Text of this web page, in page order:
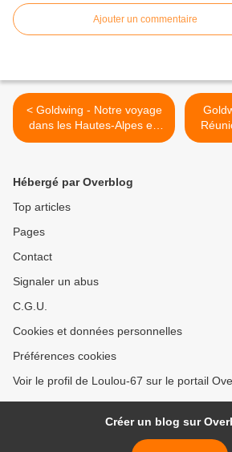
Ajouter un commentaire
< Goldwing - Notre voyage
dans les Hautes-Alpes en
Goldwing 1800 et Varadero
Hébergé par Overblog
Top articles
Pages
Contact
Signaler un abus
C.G.U.
Cookies et données personnelles
Préférences cookies
Voir le profil de Loulou-67 sur le portail
Créer un blog sur